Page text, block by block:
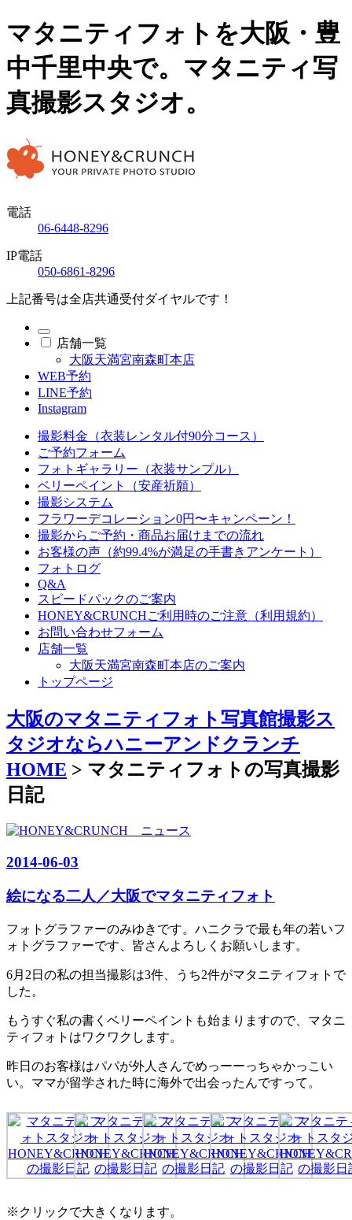
マタニティフォトを大阪・豊
中千里中央で。マタニティ写
真撮影スタジオ。
電話
06-6448-8296
IP電話
050-6861-8296
上記番号は全店共通受付ダイヤルです！
店舗一覧
大阪天満宮南森町本店
WEB予約
LINE予約
Instagram
撮影料金（衣装レンタル付90分コース）
ご予約フォーム
フォトギャラリー（衣装サンプル）
ベリーペイント（安産祈願）
撮影システム
フラワーデコレーション0円〜キャンペーン！
撮影からご予約・商品お届けまでの流れ
お客様の声（約99.4%が満足の手書きアンケート）
フォトログ
Q&A
スピードパックのご案内
HONEY&CRUNCHご利用時のご注意（利用規約）
お問い合わせフォーム
店舗一覧
大阪天満宮南森町本店のご案内
トップページ
大阪のマタニティフォト写真館撮影ス
タジオならハニーアンドクランチ
HOME > マタニティフォトの写真撮影
日記
2014-06-03
絵になる二人／大阪でマタニティフォト
フォトグラファーのみゆきです。ハニクラで最も年の若いフ
ォトグラファーです、皆さんよろしくお願いします。
6月2日の私の担当撮影は3件、うち2件がマタニティフォトで
した。
もうすぐ私の書くベリーペイントも始まりますので、マタニ
ティフォトはワクワクします。
昨日のお客様はパパが外人さんでめっーーっちゃかっこい
い。ママが留学された時に海外で出会ったんですって。
※クリックで大きくなります。